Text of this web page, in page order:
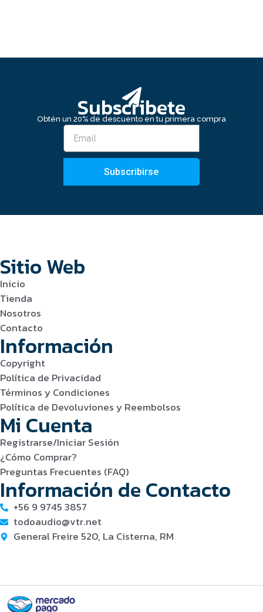
Subscribete
Obtén un 20% de descuento en tu primera compra
Subscribirse
Sitio Web
Inicio
Tienda
Nosotros
Contacto
Información
Copyright
Política de Privacidad
Términos y Condiciones
Política de Devoluviones y Reembolsos
Mi Cuenta
Registrarse/Iniciar Sesión
¿Cómo Comprar?
Preguntas Frecuentes (FAQ)
Información de Contacto
+56 9 9745 3857
todoaudio@vtr.net
General Freire 520, La Cisterna, RM